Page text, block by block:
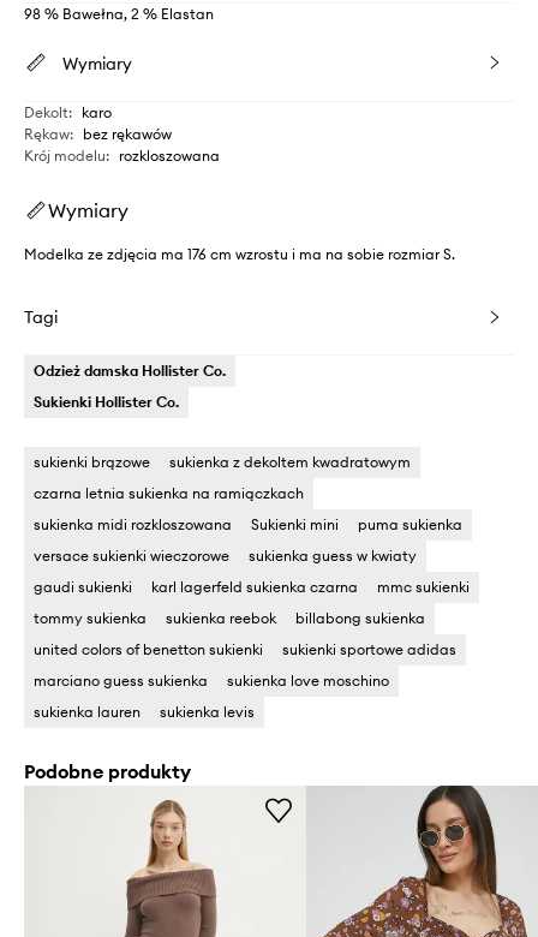
98 % Bawełna, 2 % Elastan
Wymiary
Dekolt: karo
Rękaw: bez rękawów
Krój modelu: rozkloszowana
Wymiary
Modelka ze zdjęcia ma 176 cm wzrostu i ma na sobie rozmiar S.
Tagi
Odzież damska Hollister Co.
Sukienki Hollister Co.
sukienki brązowe
sukienka z dekoltem kwadratowym
czarna letnia sukienka na ramiączkach
sukienka midi rozkloszowana
Sukienki mini
puma sukienka
versace sukienki wieczorowe
sukienka guess w kwiaty
gaudi sukienki
karl lagerfeld sukienka czarna
mmc sukienki
tommy sukienka
sukienka reebok
billabong sukienka
united colors of benetton sukienki
sukienki sportowe adidas
marciano guess sukienka
sukienka love moschino
sukienka lauren
sukienka levis
Podobne produkty